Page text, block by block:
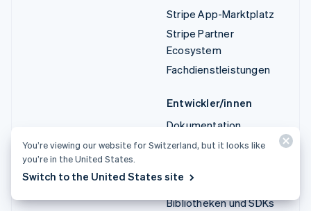
Stripe App-Marktplatz
Stripe Partner
Ecosystem
Fachdienstleistungen
Entwickler/innen
Dokumentation
API-Referenz
API-Änderungsprotokoll
Bibliotheken und SDKs
You’re viewing our website for Switzerland, but it looks like
you’re in the United States.
Switch to the United States site